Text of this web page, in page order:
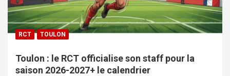
RCT TOULON
Toulon : le RCT officialise son staff pour la
saison 2026-2027+ le calendrier